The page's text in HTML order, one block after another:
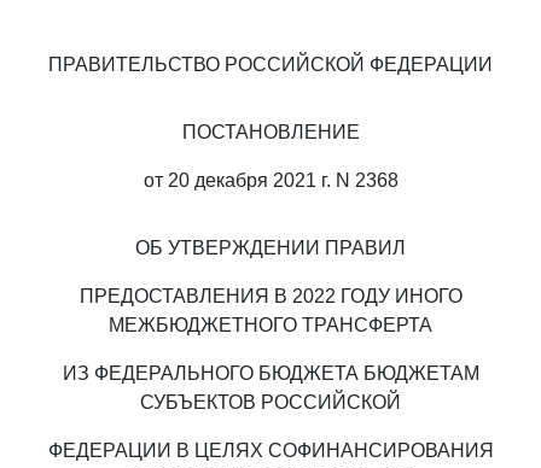
ПРАВИТЕЛЬСТВО РОССИЙСКОЙ ФЕДЕРАЦИИ
ПОСТАНОВЛЕНИЕ
от 20 декабря 2021 г. N 2368
ОБ УТВЕРЖДЕНИИ ПРАВИЛ
ПРЕДОСТАВЛЕНИЯ В 2022 ГОДУ ИНОГО
МЕЖБЮДЖЕТНОГО ТРАНСФЕРТА
ИЗ ФЕДЕРАЛЬНОГО БЮДЖЕТА БЮДЖЕТАМ
СУБЪЕКТОВ РОССИЙСКОЙ
ФЕДЕРАЦИИ В ЦЕЛЯХ СОФИНАНСИРОВАНИЯ